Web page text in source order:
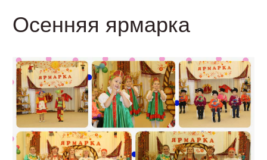
Осенняя ярмарка